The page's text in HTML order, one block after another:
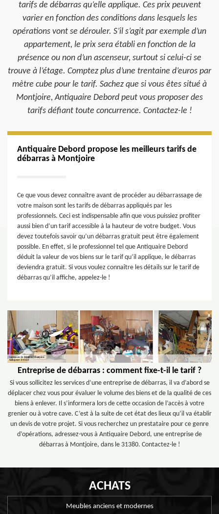
tarifs de débarras qu’elle applique. Ces prix peuvent
varier en fonction des conditions dans lesquels les
opérations vont se dérouler. S’il s’agit par exemple d’un
appartement, le prix sera établi en fonction de la
présence ou non d’un ascenseur, surtout si celui-ci se
trouve à l’étage. Comptez plus d’une trentaine d’euros par
mètre cube pour le tarif. Sachez que si vous êtes situé à
Montjoire, Antiquaire Debord peut vous proposer des
tarifs défiant toute concurrence. Contactez-le !
Antiquaire Debord propose les meilleurs tarifs de
débarras à Montjoire
Ce que vous devez connaître avant de procéder au débarrassage de
votre maison sont les tarifs de débarras appliqués par les
professionnels. Ceci est indispensable afin que vous puissiez profiter
aussi bien d’un tarif accessible à la hauteur de votre budget. Vous
devez toutefois savoir qu’un débarras gratuit peut être également
possible. En effet, si le professionnel tel que Antiquaire Debord
déduit la valeur de vos biens sur le tarif qu’il applique, le débarras
deviendra gratuit. Si vous voulez connaître les détails sur le tarif de
débarras qu’il affiche, appelez-le !
Entreprise de débarras : comment fixe-t-il le tarif ?
Si vous sollicitez les services d’une entreprise de débarras, il va d’abord se
déplacer chez vous pour évaluer le volume des biens et de la qualité de ces
biens à enlever. Il s’informera lors de cette occasion de l’accès à votre
grenier ou à votre cave. C’est à la suite de cet état des lieux qu’il va établir
un devis de votre projet. Si vous recherchez un prestataire pour ce genre
d’opérations, adressez-vous à Antiquaire Debord, une entreprise de
débarras à Montjoire, dans le 31380. Contactez-le !
ACHATS
Meubles anciens et modernes